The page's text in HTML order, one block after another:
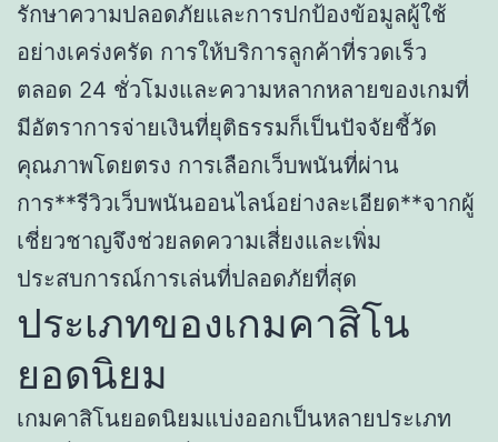
รักษาความปลอดภัยและการปกป้องข้อมูลผู้ใช้
อย่างเคร่งครัด การให้บริการลูกค้าที่รวดเร็ว
ตลอด 24 ชั่วโมงและความหลากหลายของเกมที่
มีอัตราการจ่ายเงินที่ยุติธรรมก็เป็นปัจจัยชี้วัด
คุณภาพโดยตรง การเลือกเว็บพนันที่ผ่าน
การ**รีวิวเว็บพนันออนไลน์อย่างละเอียด**จากผู้
เชี่ยวชาญจึงช่วยลดความเสี่ยงและเพิ่ม
ประสบการณ์การเล่นที่ปลอดภัยที่สุด
ประเภทของเกมคาสิโน
ยอดนิยม
เกมคาสิโนยอดนิยมแบ่งออกเป็นหลายประเภท